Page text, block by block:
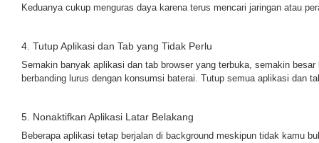
Keduanya cukup menguras daya karena terus mencari jaringan atau
4. Tutup Aplikasi dan Tab yang Tidak Perlu
Semakin banyak aplikasi dan tab browser yang terbuka, semakin
berbanding lurus dengan konsumsi baterai. Tutup semua aplikasi dan
5. Nonaktifkan Aplikasi Latar Belakang
Beberapa aplikasi tetap berjalan di background meskipun tidak kamu